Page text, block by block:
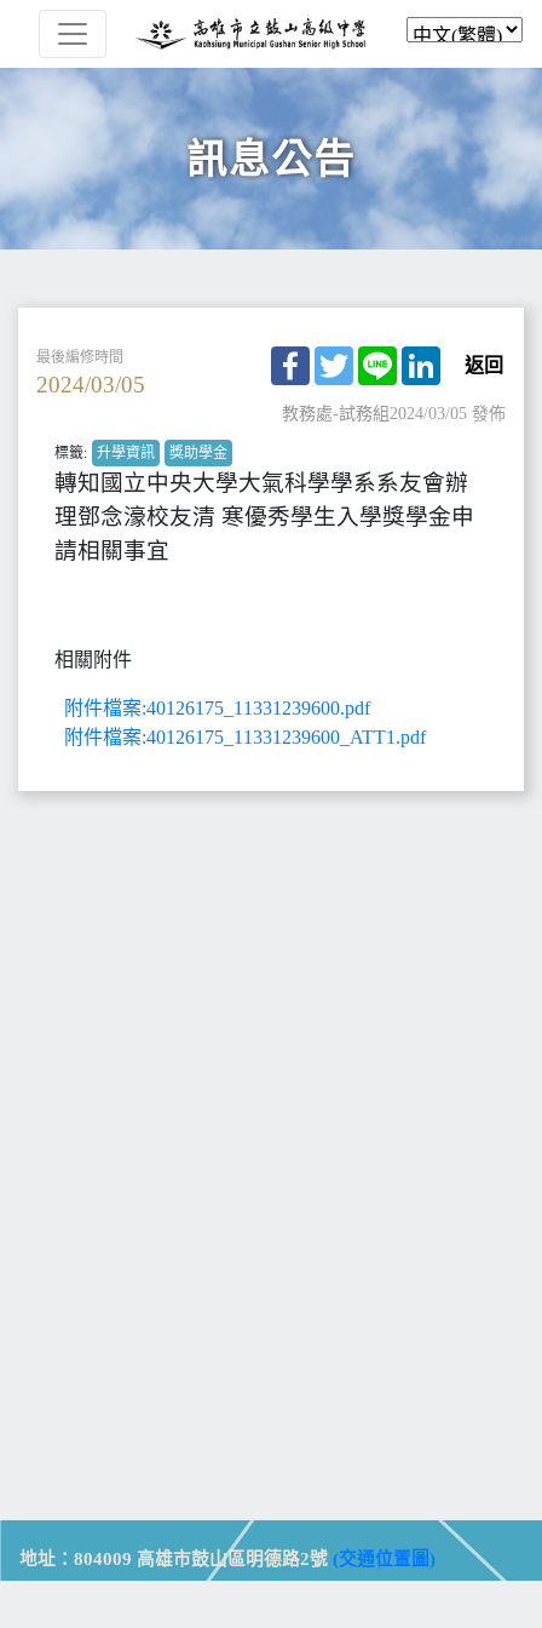
訊息公告
最後編修時間
2024/03/05
Facebook
TwitterLine LinkedIn
返回
教務處-試務組2024/03/05 發佈
標籤: 升學資訊 獎助學金
轉知國立中央大學大氣科學學系系友會辦
理鄧念濠校友清 寒優秀學生入學獎學金申
請相關事宜
相關附件
附件檔案:40126175_11331239600.pdf
附件檔案:40126175_11331239600_ATT1.pdf
地址：804009 高雄市鼓山區明德路2號 (交通位置圖)